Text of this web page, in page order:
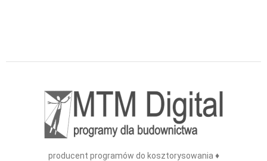
producent programów do kosztorysowania ♦